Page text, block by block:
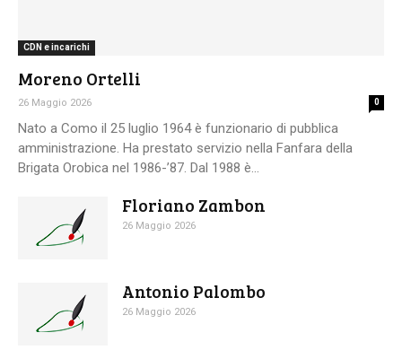
CDN e incarichi
Moreno Ortelli
26 Maggio 2026 0
Nato a Como il 25 luglio 1964 è funzionario di pubblica
amministrazione. Ha prestato servizio nella Fanfara della
Brigata Orobica nel 1986-’87. Dal 1988 è...
Floriano Zambon
26 Maggio 2026
Antonio Palombo
26 Maggio 2026